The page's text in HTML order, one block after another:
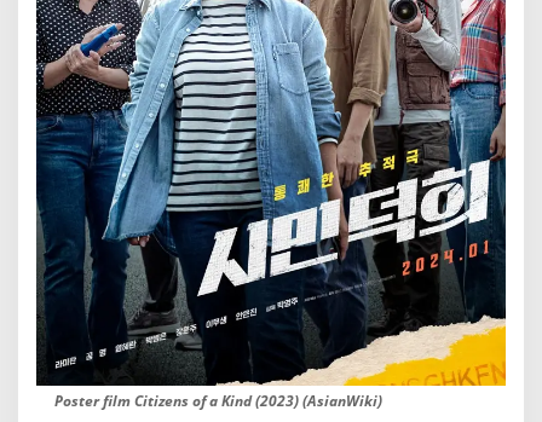
Poster film Citizens of a Kind (2023) (AsianWiki)